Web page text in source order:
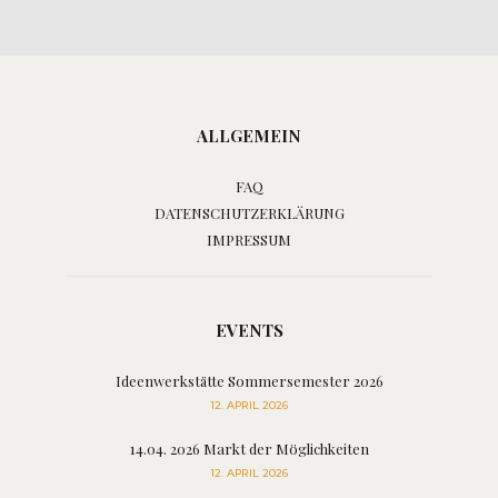
ALLGEMEIN
FAQ
DATENSCHUTZERKLÄRUNG
IMPRESSUM
EVENTS
Ideenwerkstätte Sommersemester 2026
12. APRIL 2026
14.04. 2026 Markt der Möglichkeiten
12. APRIL 2026